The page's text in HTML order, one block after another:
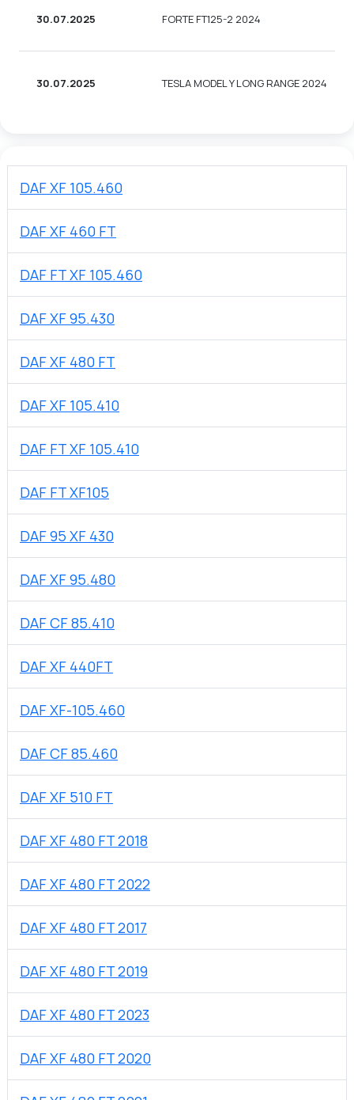
30.07.2025 FORTE FT125-2 2024
30.07.2025 TESLA MODEL Y LONG RANGE 2024
DAF XF 105.460
DAF XF 460 FT
DAF FT XF 105.460
DAF XF 95.430
DAF XF 480 FT
DAF XF 105.410
DAF FT XF 105.410
DAF FT XF105
DAF 95 XF 430
DAF XF 95.480
DAF CF 85.410
DAF XF 440FT
DAF XF-105.460
DAF CF 85.460
DAF XF 510 FT
DAF XF 480 FT 2018
DAF XF 480 FT 2022
DAF XF 480 FT 2017
DAF XF 480 FT 2019
DAF XF 480 FT 2023
DAF XF 480 FT 2020